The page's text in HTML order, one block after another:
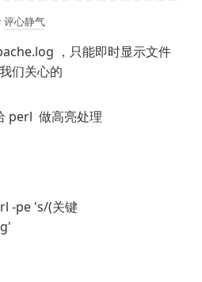
评心静气
，只能即时显示文件
们关心的
perl 做高亮处理
-pe 's/(关键